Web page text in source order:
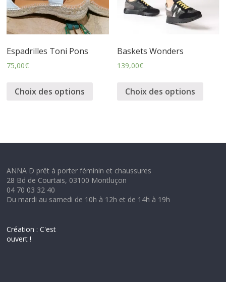
Espadrilles Toni Pons
75,00€
Choix des options
Baskets Wonders
139,00€
Choix des options
ANNA D prêt à porter féminin et chaussures
28 Bd de Courtais, 03100 Montluçon
04 70 03 32 40
Du mardi au samedi de 10h à 12h et de 14h à 19h
Création : C'est
ouvert !